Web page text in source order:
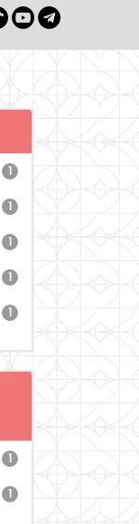
1
1
1
1
1
1
1